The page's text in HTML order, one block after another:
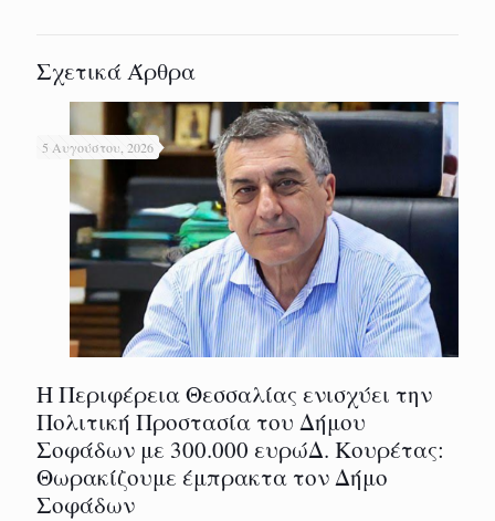
Σχετικά Άρθρα
5 Αυγούστου, 2026
Η Περιφέρεια Θεσσαλίας ενισχύει την
Πολιτική Προστασία του Δήμου
Σοφάδων με 300.000 ευρώΔ. Κουρέτας:
Θωρακίζουμε έμπρακτα τον Δήμο
Σοφάδων